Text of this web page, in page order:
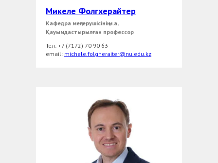
Микеле Фолгхерайтер
Кафедра меңгерушісінің м.а,
Қауымдастырылған профессор
Тел: +7 (7172) 70 90 63
еmail: michele.folgheraiter@nu.edu.kz